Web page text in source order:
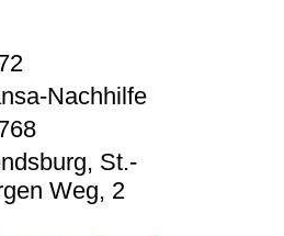
Nachhilfe
St.-
Weg, 2